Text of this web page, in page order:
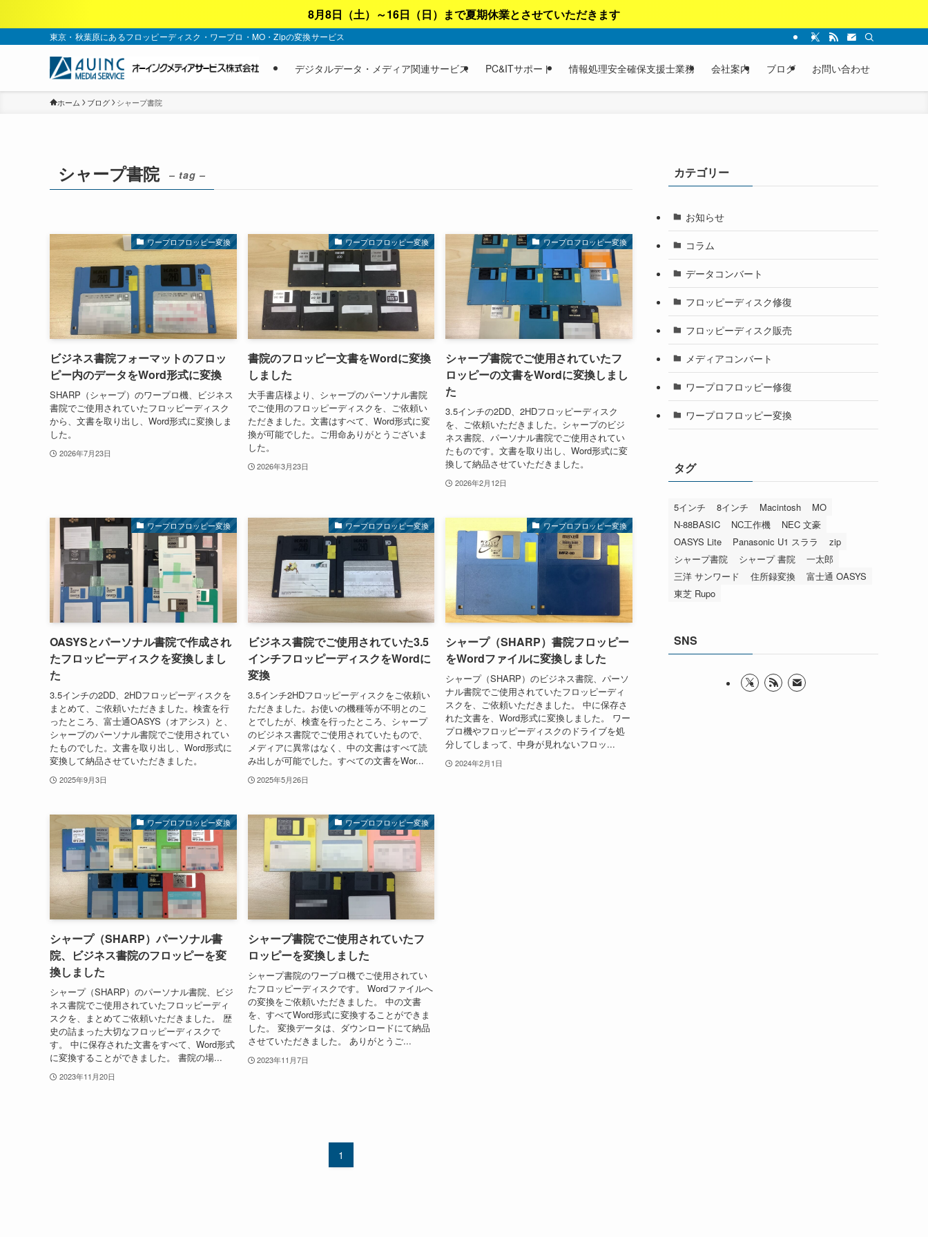
8月8日（土）～16日（日）まで夏期休業とさせていただきます
東京・秋葉原にあるフロッピーディスク・ワープロ・MO・Zipの変換サービス
デジタルデータ・メディア関連サービス PC&ITサポート 情報処理安全確保支援士業務 会社案内 ブログ お問い合わせ
ホーム ブログ シャープ書院
シャープ書院 – tag –
ワープロフロッピー変換
ビジネス書院フォーマットのフロッ
ピー内のデータをWord形式に変換
SHARP（シャープ）のワープロ機、ビジネス
書院でご使用されていたフロッピーディスク
から、文書を取り出し、Word形式に変換しま
した。
2026年7月23日
ワープロフロッピー変換
書院のフロッピー文書をWordに変換
しました
大手書店様より、シャープのパーソナル書院
でご使用のフロッピーディスクを、ご依頼い
ただきました。文書はすべて、Word形式に変
換が可能でした。ご用命ありがとうございま
した。
2026年3月23日
ワープロフロッピー変換
シャープ書院でご使用されていたフ
ロッピーの文書をWordに変換しまし
た
3.5インチの2DD、2HDフロッピーディスク
を、ご依頼いただきました。シャープのビジ
ネス書院、パーソナル書院でご使用されてい
たものです。文書を取り出し、Word形式に変
換して納品させていただきました。
2026年2月12日
ワープロフロッピー変換
OASYSとパーソナル書院で作成され
たフロッピーディスクを変換しまし
た
3.5インチの2DD、2HDフロッピーディスクを
まとめて、ご依頼いただきました。検査を行
ったところ、富士通OASYS（オアシス）と、
シャープのパーソナル書院でご使用されてい
たものでした。文書を取り出し、Word形式に
変換して納品させていただきました。
2025年9月3日
ワープロフロッピー変換
ビジネス書院でご使用されていた3.5
インチフロッピーディスクをWordに
変換
3.5インチ2HDフロッピーディスクをご依頼い
ただきました。お使いの機種等が不明とのこ
とでしたが、検査を行ったところ、シャープ
のビジネス書院でご使用されていたもので、
メディアに異常はなく、中の文書はすべて読
み出しが可能でした。すべての文書をWor...
2025年5月26日
ワープロフロッピー変換
シャープ（SHARP）書院フロッピー
をWordファイルに変換しました
シャープ（SHARP）のビジネス書院、パーソ
ナル書院でご使用されていたフロッピーディ
スクを、ご依頼いただきました。 中に保存さ
れた文書を、Word形式に変換しました。 ワー
プロ機やフロッピーディスクのドライブを処
分してしまって、中身が見れないフロッ...
2024年2月1日
ワープロフロッピー変換
シャープ（SHARP）パーソナル書
院、ビジネス書院のフロッピーを変
換しました
シャープ（SHARP）のパーソナル書院、ビジ
ネス書院でご使用されていたフロッピーディ
スクを、まとめてご依頼いただきました。 歴
史の詰まった大切なフロッピーディスクで
す。 中に保存された文書をすべて、Word形式
に変換することができました。 書院の場...
2023年11月20日
ワープロフロッピー変換
シャープ書院でご使用されていたフ
ロッピーを変換しました
シャープ書院のワープロ機でご使用されてい
たフロッピーディスクです。 Wordファイルへ
の変換をご依頼いただきました。 中の文書
を、すべてWord形式に変換することができま
した。 変換データは、ダウンロードにて納品
させていただきました。 ありがとうご...
2023年11月7日
1
カテゴリー
お知らせ
コラム
データコンバート
フロッピーディスク修復
フロッピーディスク販売
メディアコンバート
ワープロフロッピー修復
ワープロフロッピー変換
タグ
5インチ 8インチ Macintosh
MO
N-88BASIC
NC工作機
NEC 文豪
OASYS Lite
Panasonic U1 スララ
zip
シャープ書院
シャープ 書院
一太郎
三洋 サンワード
住所録変換
富士通 OASYS
東芝 Rupo
SNS